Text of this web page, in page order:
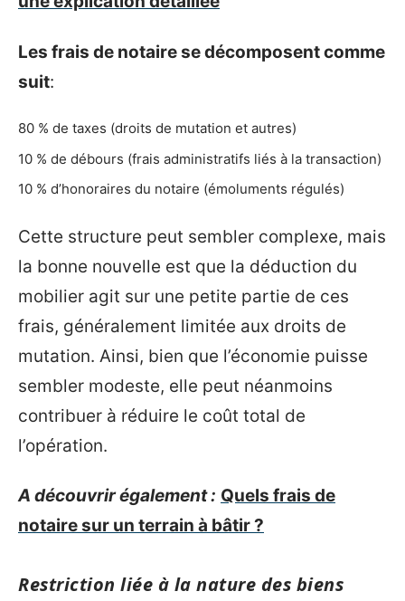
Les frais de notaire se décomposent comme
suit:
80 % de taxes (droits de mutation et autres)
10 % de débours (frais administratifs liés à la transaction)
10 % d’honoraires du notaire (émoluments régulés)
Cette structure peut sembler complexe, mais
la bonne nouvelle est que la déduction du
mobilier agit sur une petite partie de ces
frais, généralement limitée aux droits de
mutation. Ainsi, bien que l’économie puisse
sembler modeste, elle peut néanmoins
contribuer à réduire le coût total de
l’opération.
A découvrir également : Quels frais de
notaire sur un terrain à bâtir ?
Restriction liée à la nature des biens